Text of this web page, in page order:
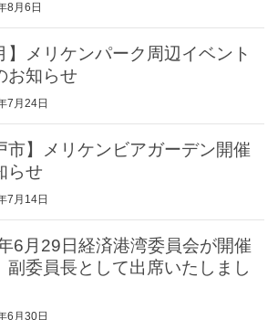
8月6日
】メリケンパーク周辺イベント
お知らせ
7月24日
市】メリケンビアガーデン開催
らせ
7月14日
6月29日経済港湾委員会が開催
副委員長として出席いたしまし
6月30日